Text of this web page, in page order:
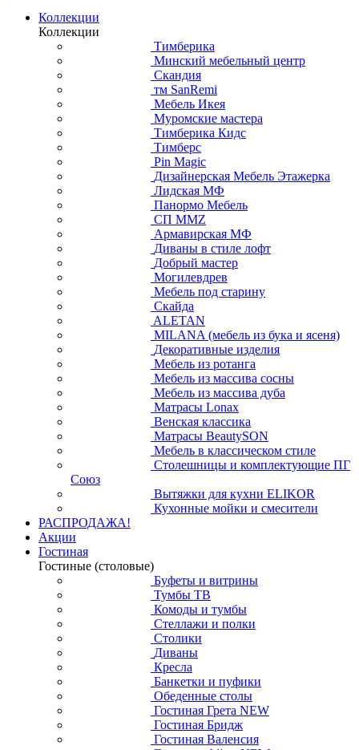
Коллекции
Коллекции
Тимберика
Минский мебельный центр
Скандия
тм SanRemi
Мебель Икея
Муромские мастера
Тимберика Кидс
Тимберс
Pin Magic
Дизайнерская Мебель Этажерка
Лидская МФ
Панормо Мебель
СП ММZ
Армавирская МФ
Диваны в стиле лофт
Добрый мастер
Могилевдрев
Мебель под старину
Скайда
ALETAN
MILANA (мебель из бука и ясеня)
Декоративные изделия
Мебель из ротанга
Мебель из массива сосны
Мебель из массива дуба
Матрасы Lonax
Венская классика
Матрасы BeautySON
Мебель в классическом стиле
Столешницы и комплектующие ПГ
Союз
Вытяжки для кухни ELIKOR
Кухонные мойки и смесители
РАСПРОДАЖА!
Акции
Гостиная
Гостиные (столовые)
Буфеты и витрины
Тумбы ТВ
Комоды и тумбы
Стеллажи и полки
Столики
Диваны
Кресла
Банкетки и пуфики
Обеденные столы
Гостиная Грета NEW
Гостиная Бридж
Гостиная Валенсия